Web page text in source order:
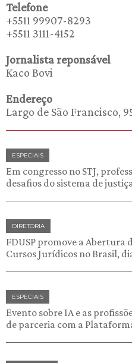
Telefone
+5511 99907-8293
+5511 3111-4152
Jornalista reponsável
Kaco Bovi
Endereço
Largo de São Francisco,
ESPECIAIS
Em congresso no STJ,
desafios do sistema de
DIRETORIA
FDUSP promove a Abertura
Cursos Jurídicos no Brasil,
ESPECIAIS
Evento sobre IA e as
de parceria com a